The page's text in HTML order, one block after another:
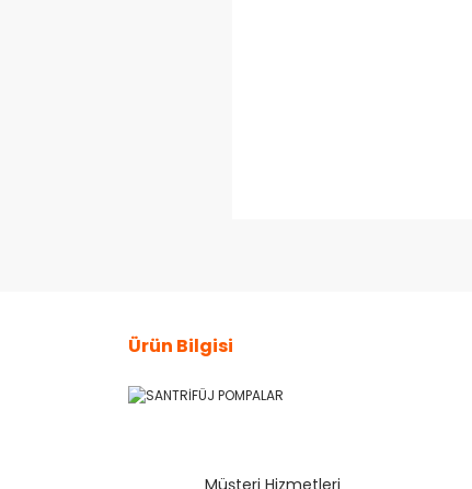
Ürün Bilgisi
Müşteri Hizmetleri